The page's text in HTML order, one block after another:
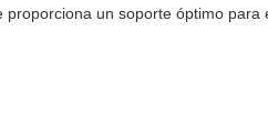
un soporte óptimo